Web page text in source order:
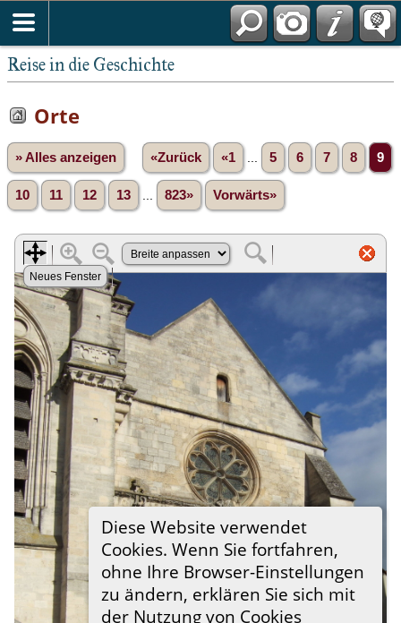
Reise in die Geschichte
Orte
» Alles anzeigen «Zurück «1 5 6 7 8 9
10 11 12 13 823» Vorwärts»